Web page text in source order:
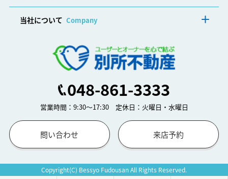
当社について Company
048-861-3333
営業時間：9:30～17:30 定休日：火曜日・水曜日
問い合わせ 来店予約
Copyright(C) Bessyo Fudousan All Rights Reserved.